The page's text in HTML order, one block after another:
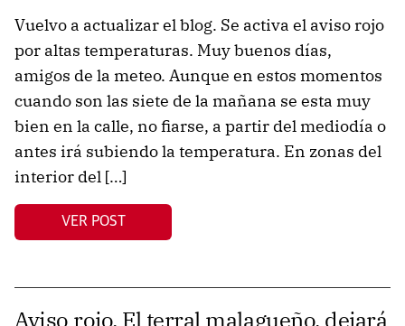
Vuelvo a actualizar el blog. Se activa el aviso rojo
por altas temperaturas. Muy buenos días,
amigos de la meteo. Aunque en estos momentos
cuando son las siete de la mañana se esta muy
bien en la calle, no fiarse, a partir del mediodía o
antes irá subiendo la temperatura. En zonas del
interior del […]
VER POST
Aviso rojo. El terral malagueño, dejará